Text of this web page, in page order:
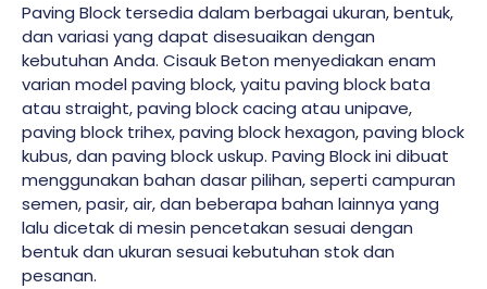
Paving Block tersedia dalam berbagai ukuran, bentuk,
dan variasi yang dapat disesuaikan dengan
kebutuhan Anda. Cisauk Beton menyediakan enam
varian model paving block, yaitu paving block bata
atau straight, paving block cacing atau unipave,
paving block trihex, paving block hexagon, paving block
kubus, dan paving block uskup. Paving Block ini dibuat
menggunakan bahan dasar pilihan, seperti campuran
semen, pasir, air, dan beberapa bahan lainnya yang
lalu dicetak di mesin pencetakan sesuai dengan
bentuk dan ukuran sesuai kebutuhan stok dan
pesanan.